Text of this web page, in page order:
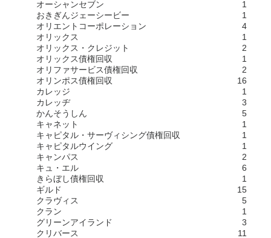
オーシャンセブン
1
おきぎんジェーシービー
1
オリエントコーポレーション
4
オリックス
1
オリックス・クレジット
2
オリックス債権回収
1
オリファサービス債権回収
2
オリンポス債権回収
16
カレッジ
1
カレッヂ
3
かんそうしん
5
キャネット
1
キャピタル・サーヴィシング債権回収
1
キャピタルウイング
1
キャンパス
2
キュ・エル
6
きらぼし債権回収
1
ギルド
15
クラヴィス
5
クラン
1
グリーンアイランド
3
クリバース
11